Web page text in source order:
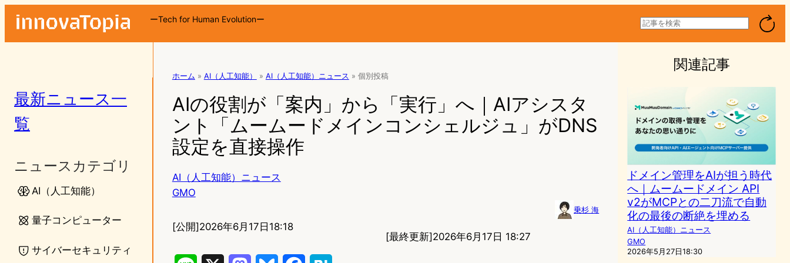
ーTech for Human Evolutionー
検
索
最新ニュース一
覧
ニュースカテゴリ
AI（人工知能）
量子コンピューター
サイバーセキュリティ
ホーム » AI（人工知能） » AI（人工知能）ニュース » 個別投稿
AIの役割が「案内」から「実行」へ｜AIアシスタ
ント「ムームードメインコンシェルジュ」がDNS
設定を直接操作
AI（人工知能）ニュース
GMO
乗杉 海
[公開]2026年6月17日18:18
[最終更新]2026年6月17日 18:27
関連記事
ドメイン管理をAIが担う時代
へ｜ムームードメイン API
v2がMCPとの二刀流で自動
化の最後の断絶を埋める
AI（人工知能）ニュース
GMO
2026年5月27日18:30